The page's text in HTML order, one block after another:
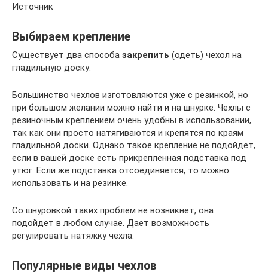
Источник
Выбираем крепление
Существует два способа закрепить (одеть) чехол на
гладильную доску:
Большинство чехлов изготовляются уже с резинкой, но
при большом желании можно найти и на шнурке. Чехлы с
резиночным креплением очень удобны в использовании,
так как они просто натягиваются и крепятся по краям
гладильной доски. Однако такое крепление не подойдет,
если в вашей доске есть прикрепленная подставка под
утюг. Если же подставка отсоединяется, то можно
использовать и на резинке.
Со шнуровкой таких проблем не возникнет, она
подойдет в любом случае. Дает возможность
регулировать натяжку чехла.
Популярные виды чехлов